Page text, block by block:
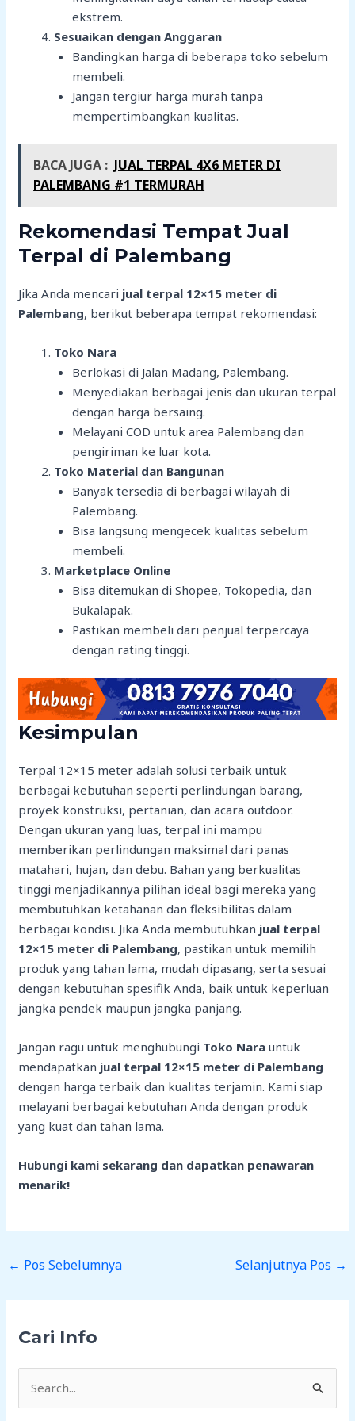
ekstrem.
Sesuaikan dengan Anggaran
Bandingkan harga di beberapa toko sebelum
membeli.
Jangan tergiur harga murah tanpa
mempertimbangkan kualitas.
BACA JUGA : JUAL TERPAL 4X6 METER DI
PALEMBANG #1 TERMURAH
Rekomendasi Tempat Jual
Terpal di Palembang
Jika Anda mencari jual terpal 12×15 meter di
Palembang, berikut beberapa tempat rekomendasi:
Toko Nara
Berlokasi di Jalan Madang, Palembang.
Menyediakan berbagai jenis dan ukuran terpal
dengan harga bersaing.
Melayani COD untuk area Palembang dan
pengiriman ke luar kota.
Toko Material dan Bangunan
Banyak tersedia di berbagai wilayah di
Palembang.
Bisa langsung mengecek kualitas sebelum
membeli.
Marketplace Online
Bisa ditemukan di Shopee, Tokopedia, dan
Bukalapak.
Pastikan membeli dari penjual terpercaya
dengan rating tinggi.
Kesimpulan
Terpal 12×15 meter adalah solusi terbaik untuk
berbagai kebutuhan seperti perlindungan barang,
proyek konstruksi, pertanian, dan acara outdoor.
Dengan ukuran yang luas, terpal ini mampu
memberikan perlindungan maksimal dari panas
matahari, hujan, dan debu. Bahan yang berkualitas
tinggi menjadikannya pilihan ideal bagi mereka yang
membutuhkan ketahanan dan fleksibilitas dalam
berbagai kondisi. Jika Anda membutuhkan jual terpal
12×15 meter di Palembang, pastikan untuk memilih
produk yang tahan lama, mudah dipasang, serta sesuai
dengan kebutuhan spesifik Anda, baik untuk keperluan
jangka pendek maupun jangka panjang.
Jangan ragu untuk menghubungi Toko Nara untuk
mendapatkan jual terpal 12×15 meter di Palembang
dengan harga terbaik dan kualitas terjamin. Kami siap
melayani berbagai kebutuhan Anda dengan produk
yang kuat dan tahan lama.
Hubungi kami sekarang dan dapatkan penawaran
menarik!
← Pos Sebelumnya Selanjutnya Pos →
Cari Info